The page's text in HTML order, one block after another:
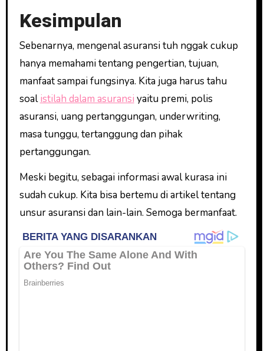
Kesimpulan
Sebenarnya, mengenal asuransi tuh nggak cukup
hanya memahami tentang pengertian, tujuan,
manfaat sampai fungsinya. Kita juga harus tahu
soalistilah dalam asuransi yaitu premi, polis
asuransi, uang pertanggungan, underwriting,
masa tunggu, tertanggung dan pihak
pertanggungan.
Meski begitu, sebagai informasi awal kurasa ini
sudah cukup. Kita bisa bertemu di artikel tentang
unsur asuransi dan lain-lain. Semoga bermanfaat.